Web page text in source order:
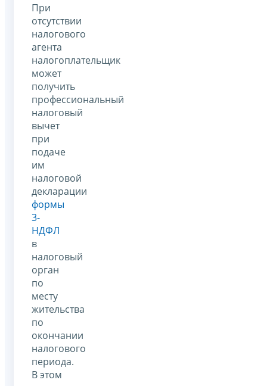
При
отсутствии
налогового
агента
налогоплательщик
может
получить
профессиональный
налоговый
вычет
при
подаче
им
налоговой
декларации
формы
3-
НДФЛ
в
налоговый
орган
по
месту
жительства
по
окончании
налогового
периода.
В этом